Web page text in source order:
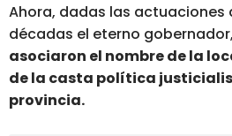
Ahora, dadas las actuaciones
décadas el eterno gobernador,
asociaron el nombre de la
de la casta política
provincia.